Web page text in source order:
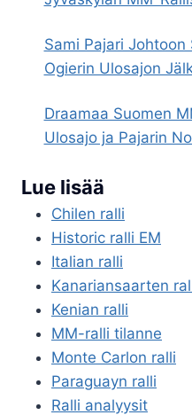
Sami Pajari
Ogierin Ulosajon
Draamaa Suomen
Ulosajo ja Pajarin
Lue lisää
Chilen ralli
Historic ralli EM
Italian ralli
Kanariansaarten
Kenian ralli
MM-ralli tilanne
Monte Carlon ralli
Paraguayn ralli
Ralli analyysit